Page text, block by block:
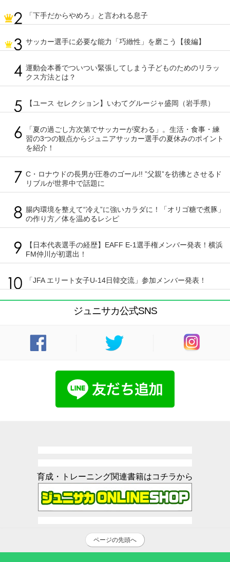
「下手だからやめろ」と言われる息子
サッカー選手に必要な能力「巧緻性」を磨こう【後編】
運動会本番でついつい緊張してしまう子どものためのリラッ
クス方法とは？
【ユース セレクション】いわてグルージャ盛岡（岩手県）
「夏の過ごし方次第でサッカーが変わる」。生活・食事・練
習の3つの観点からジュニアサッカー選手の夏休みのポイント
を紹介！
C・ロナウドの長男が圧巻のゴール!! ”父親”を彷彿とさせるド
リブルが世界中で話題に
腸内環境を整えて“冷え”に強いカラダに！「オリゴ糖で煮豚」
の作り方／体を温めるレシピ
【日本代表選手の経歴】EAFF E-1選手権メンバー発表！横浜
FM仲川が初選出！
「JFA エリート女子U-14日韓交流」参加メンバー発表！
ジュニサカ公式SNS
育成・トレーニング関連書籍はコチラから
ページの先頭へ